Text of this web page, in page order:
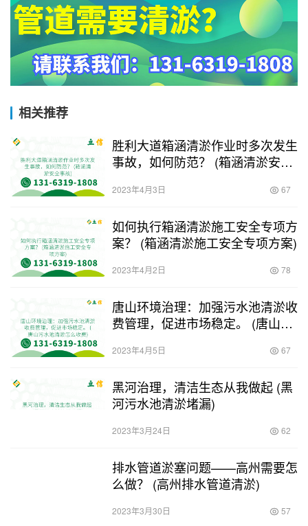
相关推荐
胜利大道箱涵清淤作业时多次发生
事故，如何防范？ (箱涵清淤安全
2023年4月3日 67
如何执行箱涵清淤施工安全专项方
案？ (箱涵清淤施工安全专项方案)
2023年4月2日 78
唐山环境治理：加强污水池清淤收
费管理，促进市场稳定。 (唐山污
2023年4月5日 67
黑河治理，清洁生态从我做起 (黑
河污水池清淤堵漏)
2023年3月24日 62
排水管道淤塞问题——高州需要怎
么做？ (高州排水管道清淤)
2023年3月30日 57